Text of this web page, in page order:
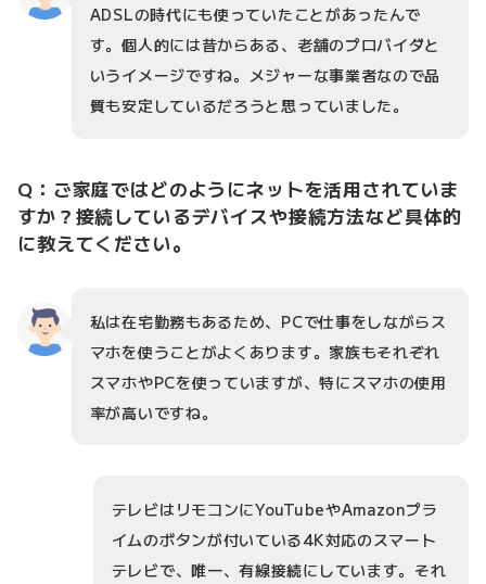
ADSLの時代にも使っていたことがあったんで
す。個人的には昔からある、老舗のプロバイダと
いうイメージですね。メジャーな事業者なので品
質も安定しているだろうと思っていました。
Q：ご家庭ではどのようにネットを活用されていま
すか？接続しているデバイスや接続方法など具体的
に教えてください。
私は在宅勤務もあるため、PCで仕事をしながらス
マホを使うことがよくあります。家族もそれぞれ
スマホやPCを使っていますが、特にスマホの使用
率が高いですね。
テレビはリモコンにYouTubeやAmazonプラ
イムのボタンが付いている4K対応のスマート
テレビで、唯一、有線接続にしています。それ